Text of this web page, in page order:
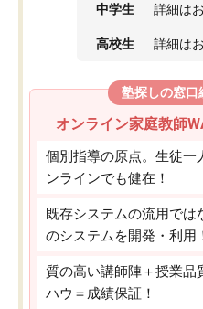
中学生 詳細は
高校生 詳細は
塾探しの窓口
オンライン家庭教師
個別指導の原点。生徒一
ンラインでも健在！
既存システムの流用では
のシステムを開発・利用
質の高い講師陣＋授業品
ハウ＝成績保証！